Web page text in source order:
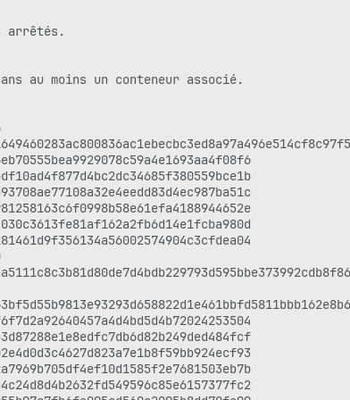
arrêtés.
au moins un conteneur associé.